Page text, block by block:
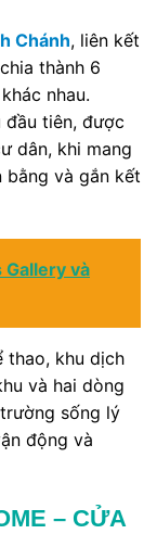
Chánh, liên kết
thành 6
nhau.
đầu tiên, được
dân, khi mang
và gắn kết
và
thao, khu dịch
và hai dòng
sống lý
động và
– CỬA